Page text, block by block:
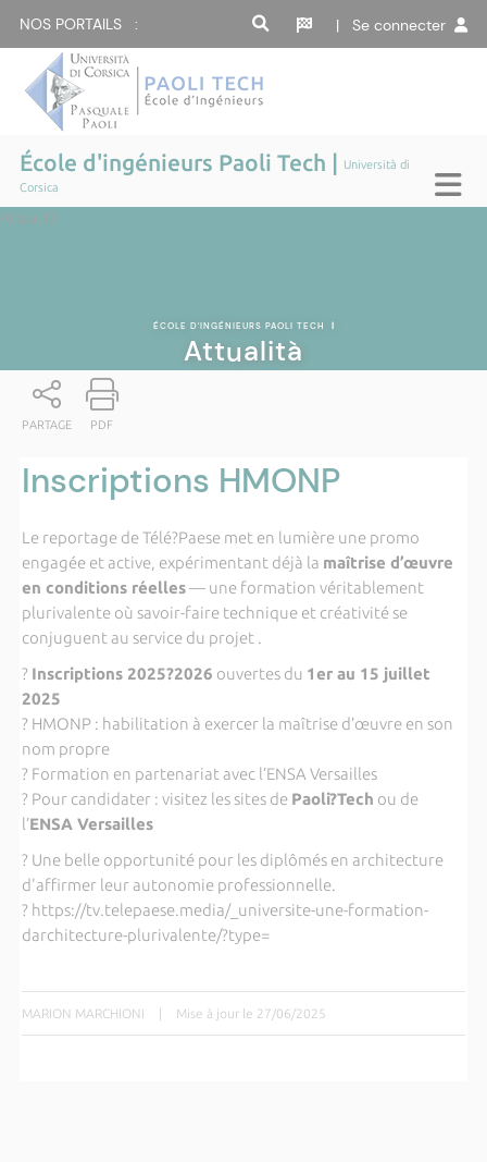
NOS PORTAILS : | Se connecter
École d'ingénieurs Paoli Tech |
Università di
Corsica
Attualità
ÉCOLE D'INGÉNIEURS PAOLI TECH |
Attualità
PARTAGE PDF
Inscriptions HMONP
Le reportage de Télé?Paese met en lumière une promo
engagée et active, expérimentant déjà la maîtrise d’œuvre
en conditions réelles— une formation véritablement
plurivalente où savoir-faire technique et créativité se
conjuguent au service du projet .
? Inscriptions 2025?2026 ouvertes du 1er au 15 juillet
2025
? HMONP : habilitation à exercer la maîtrise d’œuvre en son
nom propre
? Formation en partenariat avec l’ENSA Versailles
? Pour candidater : visitez les sites de Paoli?Tech ou de
l’ENSA Versailles
? Une belle opportunité pour les diplômés en architecture
d'affirmer leur autonomie professionnelle.
? https://tv.telepaese.media/_universite-une-formation-
darchitecture-plurivalente/?type=
MARION MARCHIONI | Mise à jour le 27/06/2025